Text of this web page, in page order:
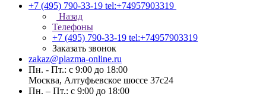
+7 (495) 790-33-19 tel:+74957903319
Назад
Телефоны
+7 (495) 790-33-19 tel:+74957903319
Заказать звонок
zakaz@plazma-online.ru
Пн. - Пт.: с 9:00 до 18:00
Москва, Алтуфьевское шоссе 37с24
Пн. – Пт.: с 9:00 до 18:00